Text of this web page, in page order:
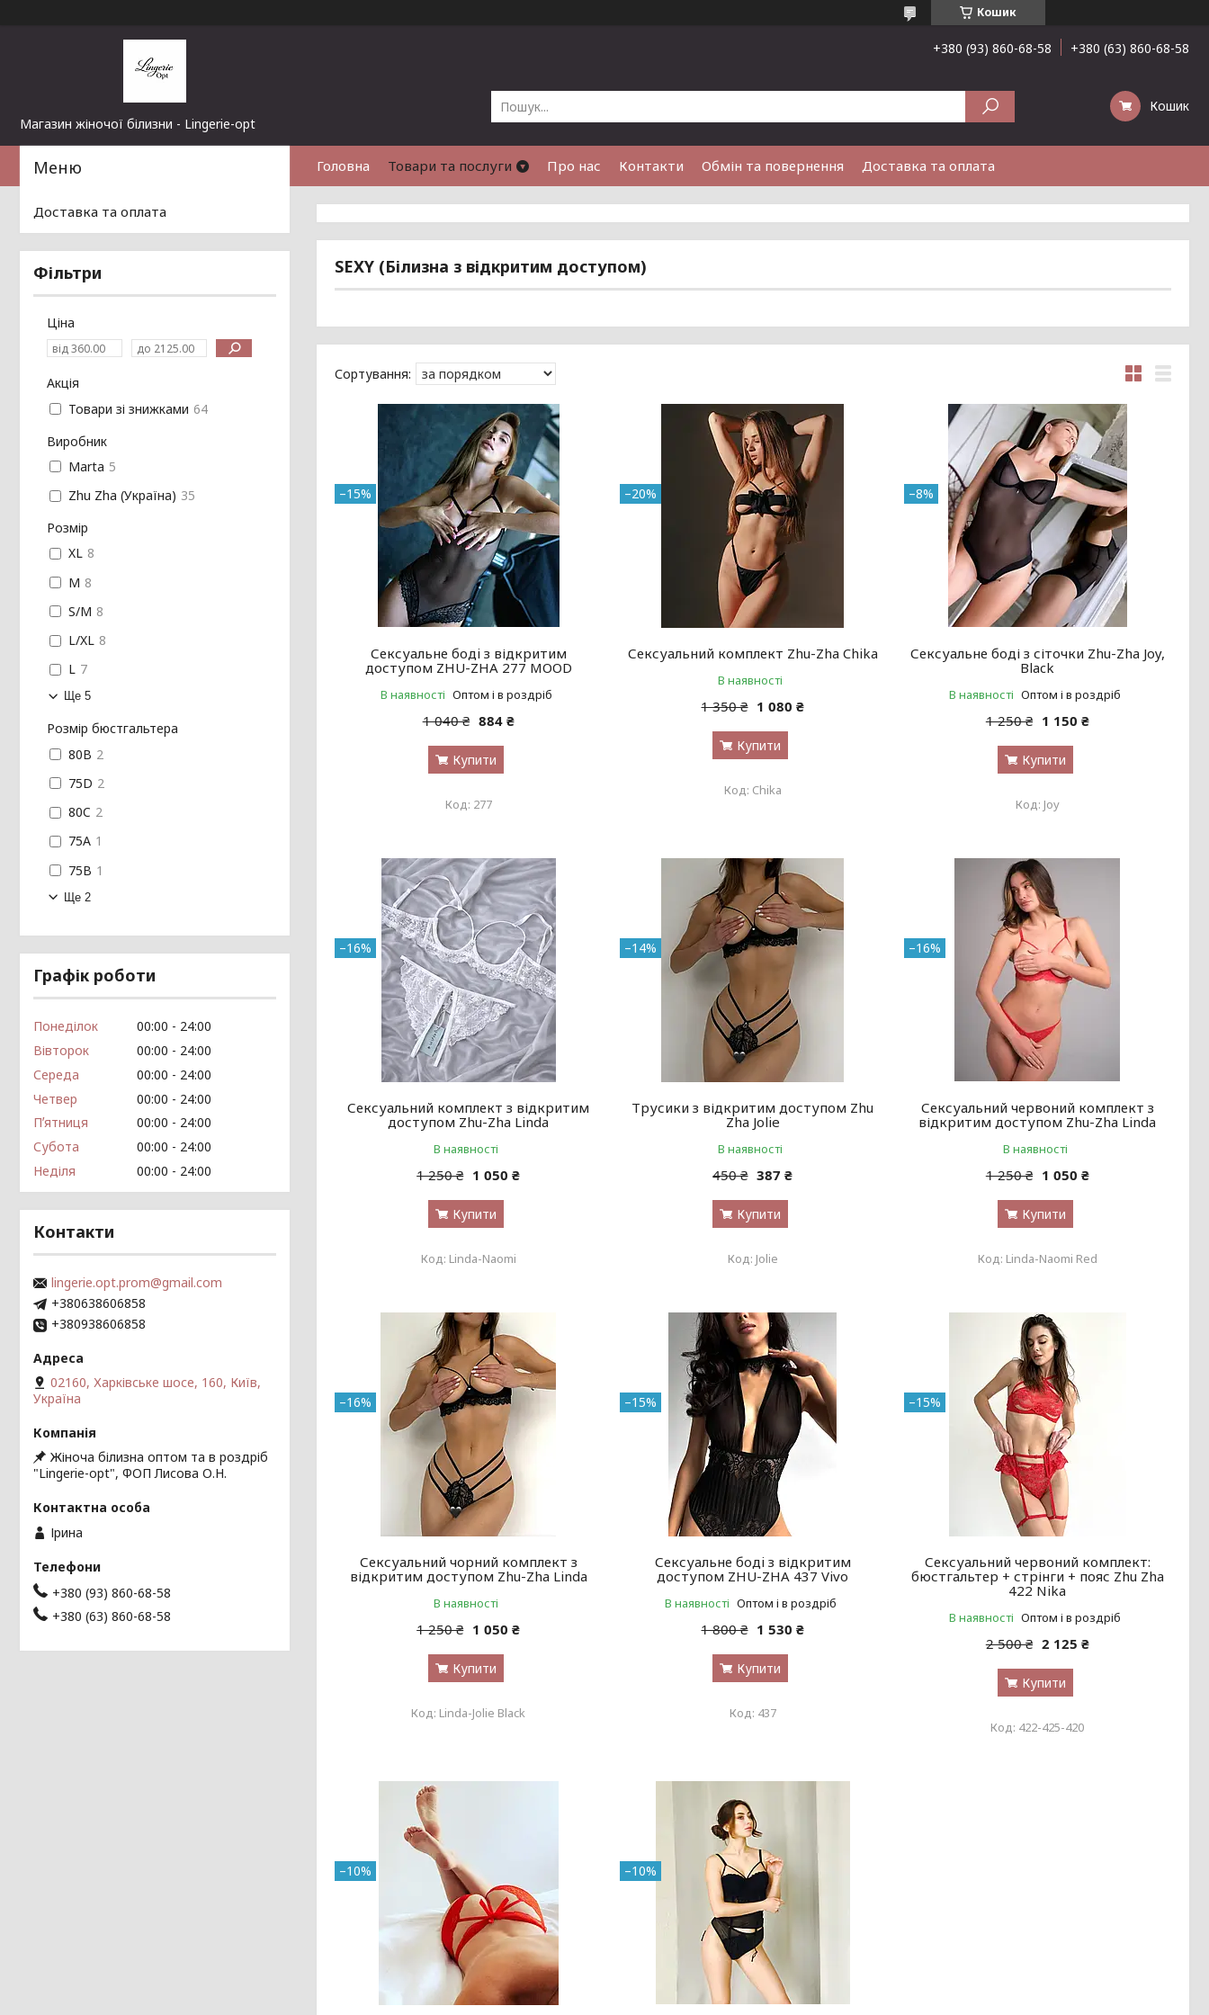
Кошик
Магазин жіночої білизни - Lingerie-opt
+380 (93) 860-68-58 +380 (63) 860-68-58
Кошик
Головна Товари та послуги Про нас Контакти Обмін та повернення Доставка та оплата
SEXY (Білизна з відкритим доступом)
–15%
Сексуальне бодi з відкритим
доступом ZHU-ZHA 277 MOOD
В наявності Оптом і в роздріб
1 040 ₴ 884 ₴
Купити
277
–20%
Сексуальний комплект Zhu-Zha Chika
В наявності
1 350 ₴ 1 080 ₴
Купити
Chika
–8%
Сексуальне боді з сіточки Zhu-Zha Joy,
Black
В наявності Оптом і в роздріб
1 250 ₴ 1 150 ₴
Купити
Joy
–16%
Сексуальний комплект з відкритим
доступом Zhu-Zha Linda
В наявності
1 250 ₴ 1 050 ₴
Купити
Linda-Naomi
–14%
Трусики з відкритим доступом Zhu
Zha Jolie
В наявності
450 ₴ 387 ₴
Купити
Jolie
–16%
Сексуальний червоний комплект з
відкритим доступом Zhu-Zha Linda
В наявності
1 250 ₴ 1 050 ₴
Купити
Linda-Naomi Red
–16%
Сексуальний чорний комплект з
відкритим доступом Zhu-Zha Linda
В наявності
1 250 ₴ 1 050 ₴
Купити
Linda-Jolie Black
–15%
Сексуальне бодi з відкритим
доступом ZHU-ZHA 437 Vivo
В наявності Оптом і в роздріб
1 800 ₴ 1 530 ₴
Купити
437
–15%
Сексуальний червоний комплект:
бюстгальтер + стрінги + пояс Zhu Zha
422 Nika
В наявності Оптом і в роздріб
2 500 ₴ 2 125 ₴
Купити
422-425-420
–10% –10%
Доставка та оплата
Фільтри
Ціна
Акція
Товари зі знижками 64
Виробник
Marta 5
Zhu Zha (Україна) 35
Розмір
XL 8
M 8
S/M 8
L/XL 8
L 7
Ще 5
Розмір бюстгальтера
80B 2
75D 2
80C 2
75A 1
75B 1
Ще 2
Графік роботи
Понеділок 00:00
24:00
Вівторок
00:00
24:00
Середа
00:00
24:00
Четвер
00:00
24:00
Пʼятниця
00:00
24:00
Субота
00:00
24:00
Неділя
00:00 24:00
Контакти
lingerie.opt.prom@gmail.com
+380638606858
+380938606858
02160, Харківське шосе, 160, Київ,
Україна
Жіноча білизна оптом та в роздріб
"Lingerie-opt", ФОП Лисова О.Н.
Ірина
+380 (93) 860-68-58
+380 (63) 860-68-58